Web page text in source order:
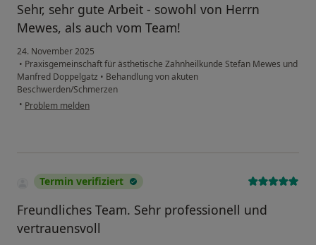
Sehr, sehr gute Arbeit - sowohl von Herrn
Mewes, als auch vom Team!
24. November 2025
• Praxisgemeinschaft für ästhetische Zahnheilkunde Stefan Mewes und
Manfred Doppelgatz • Behandlung von akuten
Beschwerden/Schmerzen
• Problem melden
Termin verifiziert
Freundliches Team. Sehr professionell und
vertrauensvoll